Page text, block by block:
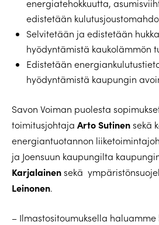
energiatehokkuutta,
edistetään
Selvitetään ja edistetään
hyödyntämistä kaukolämmön
Edistetään
hyödyntämistä kaupungin
Savon Voiman puolesta
toimitusjohtaja Arto Sutinensekä
energiantuotannon
ja Joensuun kaupungilta
Karjalainensekä
Leinonen.
– Ilmastositoumuksella